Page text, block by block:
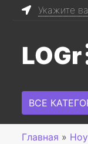
Укажите
LOGr
ВСЕ
Главная »